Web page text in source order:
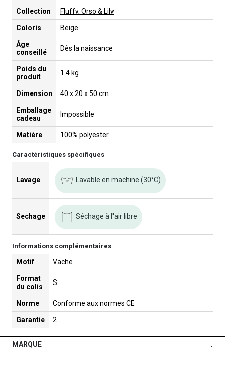
Collection Fluffy, Orso & Lily
Coloris Beige
Âge
conseillé
Dès la naissance
Poids du
produit
1.4 kg
Dimension 40 x 20 x 50 cm
Emballage
cadeau
Impossible
Matière 100% polyester
Caractéristiques spécifiques
Lavage Lavable en machine (30°C)
Sechage Séchage à l'air libre
Informations complémentaires
Motif Vache
Format
du colis
S
Norme Conforme aux normes CE
Garantie 2
MARQUE -